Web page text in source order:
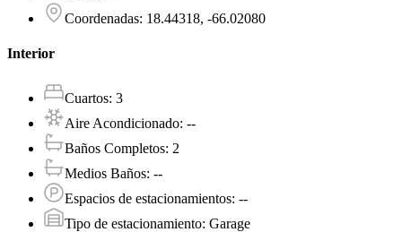
Coordenadas: 18.44318, -66.02080
Interior
Cuartos: 3
Aire Acondicionado: --
Baños Completos: 2
Medios Baños: --
Espacios de estacionamientos: --
Tipo de estacionamiento: Garage